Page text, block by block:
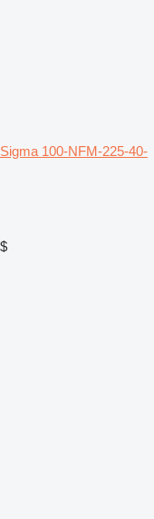
100-NFM-225-40-